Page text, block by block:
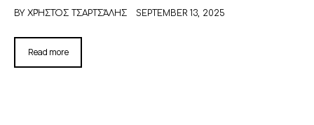
BY ΧΡΉΣΤΟΣ ΤΣΑΡΤΣΆΛΗΣ SEPTEMBER 13, 2025
Read more